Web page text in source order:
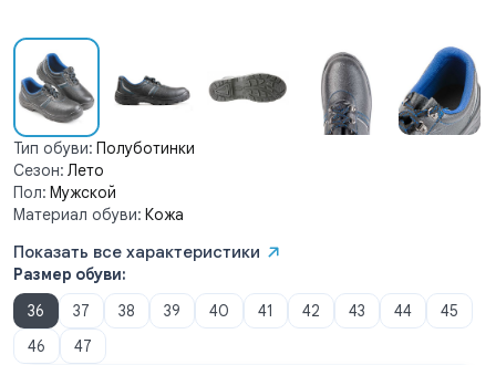
Размер обуви:
36
37 38 39 40 41 42 43 44
45
46
47
Тип обуви: Полуботинки
Сезон: Лето
Пол: Мужской
Материал обуви: Кожа
Показать все характеристики